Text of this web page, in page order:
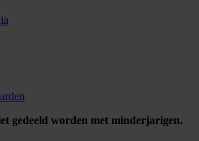
gedeeld worden met minderjarigen.